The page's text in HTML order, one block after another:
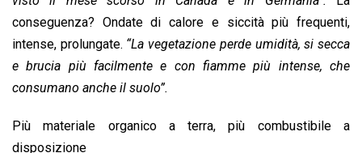
conseguenza? Ondate di calore e siccità più frequenti,
intense, prolungate. “La vegetazione perde umidità, si secca
e brucia più facilmente e con fiamme più intense, che
consumano anche il suolo”.
Più materiale organico a terra, più combustibile a
disposizione